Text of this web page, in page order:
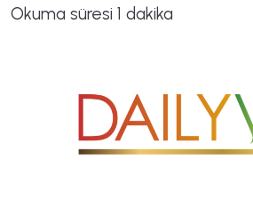
Okuma süresi 1 dakika